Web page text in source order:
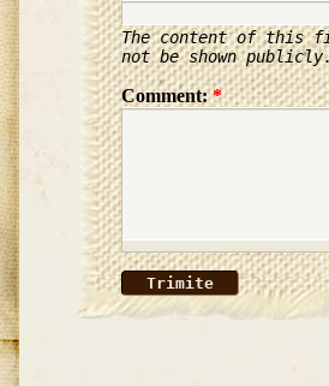
The content of this
not be shown
Comment:*